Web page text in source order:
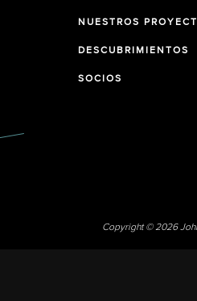
NUESTROS
DESCUBRIMIENTOS
SOCIOS
Copyright © 2026